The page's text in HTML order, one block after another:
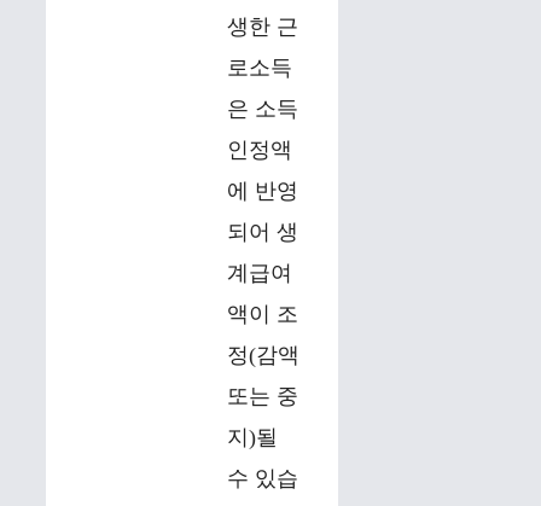
생한 근
로소득
은 소득
인정액
에 반영
되어 생
계급여
액이 조
정(감액
또는 중
지)될
수 있습